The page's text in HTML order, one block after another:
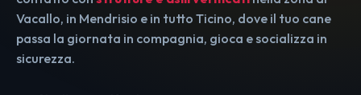
Vacallo, in Mendrisio e in tutto Ticino, dove il tuo cane
passa la giornata in compagnia, gioca e socializza in
sicurezza.